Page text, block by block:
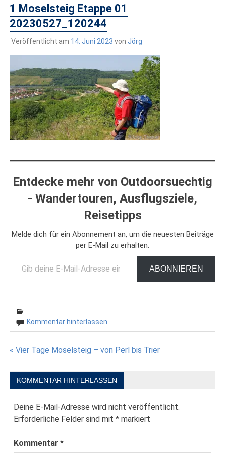
1 Moselsteig Etappe 01
20230527_120244
Veröffentlicht am 14. Juni 2023 von Jörg
Entdecke mehr von Outdoorsuechtig
- Wandertouren, Ausflugsziele,
Reisetipps
Melde dich für ein Abonnement an, um die neuesten Beiträge
per E-Mail zu erhalten.
Gib deine E-Mail-Adresse ein ...
ABONNIEREN
Kommentar hinterlassen
Beitragsnavigation
« Vier Tage Moselsteig – von Perl bis Trier
KOMMENTAR HINTERLASSEN
Deine E-Mail-Adresse wird nicht veröffentlicht.
Erforderliche Felder sind mit* markiert
Kommentar*